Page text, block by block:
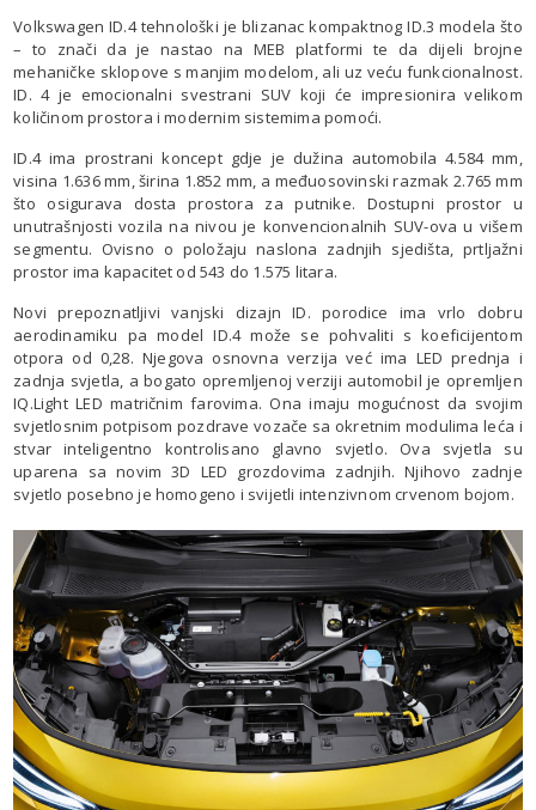
Volkswagen ID.4 tehnološki je blizanac kompaktnog ID.3 modela što
– to znači da je nastao na MEB platformi te da dijeli brojne
mehaničke sklopove s manjim modelom, ali uz veću funkcionalnost.
ID. 4 je emocionalni svestrani SUV koji će impresionira velikom
količinom prostora i modernim sistemima pomoći.
ID.4 ima prostrani koncept gdje je dužina automobila 4.584 mm,
visina 1.636 mm, širina 1.852 mm, a međuosovinski razmak 2.765 mm
što osigurava dosta prostora za putnike. Dostupni prostor u
unutrašnjosti vozila na nivou je konvencionalnih SUV-ova u višem
segmentu. Ovisno o položaju naslona zadnjih sjedišta, prtljažni
prostor ima kapacitet od 543 do 1.575 litara.
Novi prepoznatljivi vanjski dizajn ID. porodice ima vrlo dobru
aerodinamiku pa model ID.4 može se pohvaliti s koeficijentom
otpora od 0,28. Njegova osnovna verzija već ima LED prednja i
zadnja svjetla, a bogato opremljenoj verziji automobil je opremljen
IQ.Light LED matričnim farovima. Ona imaju mogućnost da svojim
svjetlosnim potpisom pozdrave vozače sa okretnim modulima leća i
stvar inteligentno kontrolisano glavno svjetlo. Ova svjetla su
uparena sa novim 3D LED grozdovima zadnjih. Njihovo zadnje
svjetlo posebno je homogeno i svijetli intenzivnom crvenom bojom.